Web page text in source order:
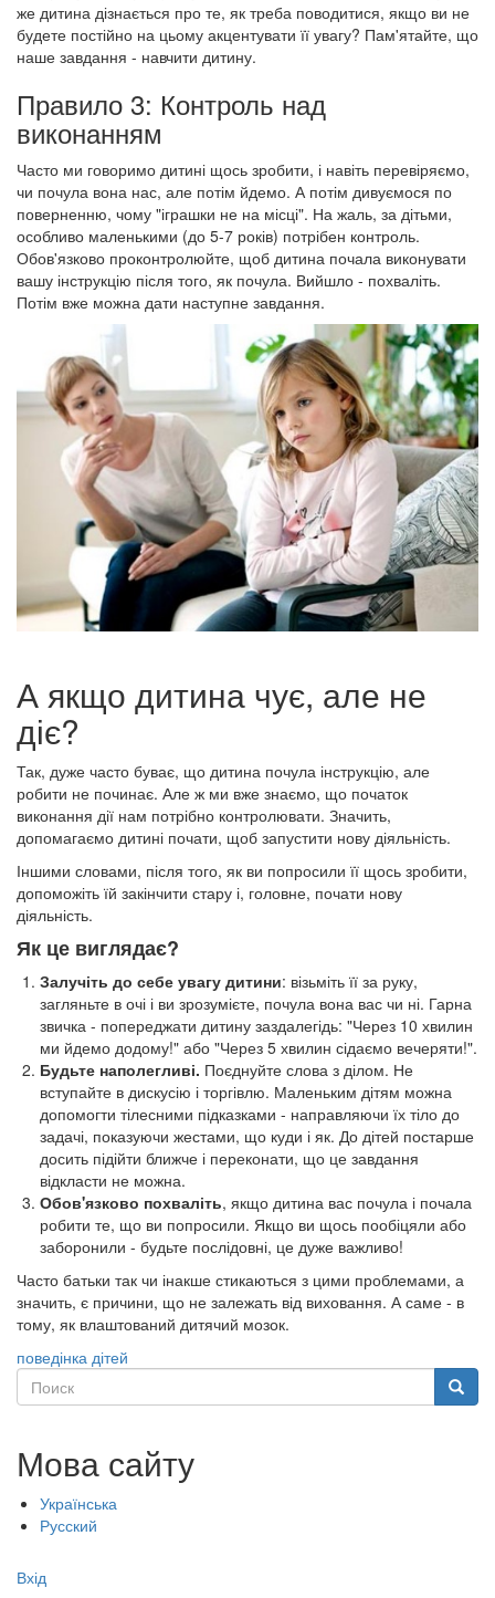
же дитина дізнається про те, як треба поводитися, якщо ви не
будете постійно на цьому акцентувати її увагу? Пам'ятайте, що
наше завдання - навчити дитину.
Правило 3: Контроль над
виконанням
Часто ми говоримо дитині щось зробити, і навіть перевіряємо,
чи почула вона нас, але потім йдемо. А потім дивуємося по
поверненню, чому "іграшки не на місці". На жаль, за дітьми,
особливо маленькими (до 5-7 років) потрібен контроль.
Обов'язково проконтролюйте, щоб дитина почала виконувати
вашу інструкцію після того, як почула. Вийшло - похваліть.
Потім вже можна дати наступне завдання.
А якщо дитина чує, але не
діє?
Так, дуже часто буває, що дитина почула інструкцію, але
робити не починає. Але ж ми вже знаємо, що початок
виконання дії нам потрібно контролювати. Значить,
допомагаємо дитині почати, щоб запустити нову діяльність.
Іншими словами, після того, як ви попросили її щось зробити,
допоможіть їй закінчити стару і, головне, почати нову
діяльність.
Як це виглядає?
Залучіть до себе увагу дитини: візьміть її за руку,
загляньте в очі і ви зрозумієте, почула вона вас чи ні. Гарна
звичка - попереджати дитину заздалегідь: "Через 10 хвилин
ми йдемо додому!" або "Через 5 хвилин сідаємо вечеряти!".
Будьте наполегливі. Поєднуйте слова з ділом. Не
вступайте в дискусію і торгівлю. Маленьким дітям можна
допомогти тілесними підказками - направляючи їх тіло до
задачі, показуючи жестами, що куди і як. До дітей постарше
досить підійти ближче і переконати, що це завдання
відкласти не можна.
Обов'язково похваліть, якщо дитина вас почула і почала
робити те, що ви попросили. Якщо ви щось пообіцяли або
заборонили - будьте послідовні, це дуже важливо!
Часто батьки так чи інакше стикаються з цими проблемами, а
значить, є причини, що не залежать від виховання. А саме - в
тому, як влаштований дитячий мозок.
поведінка дітей
Поиск
Поиск
Мова сайту
Українська
Русский
Меню
Вхід